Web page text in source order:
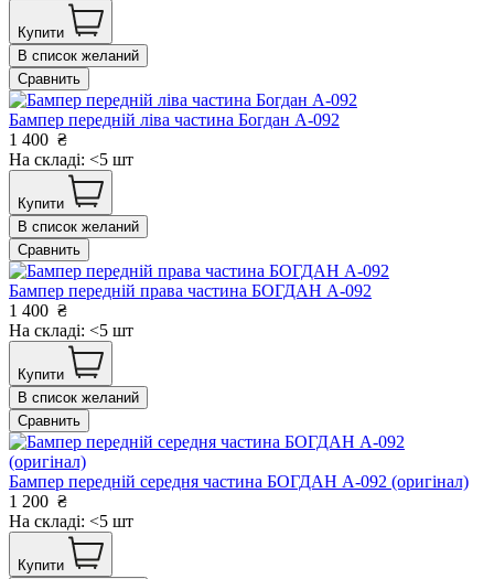
Купити
В список желаний
Сравнить
Бампер передній ліва частина Богдан А-092
1 400 ₴
На складі: <5 шт
Купити
В список желаний
Сравнить
Бампер передній права частина БОГДАН А-092
1 400 ₴
На складі: <5 шт
Купити
В список желаний
Сравнить
Бампер передній середня частина БОГДАН А-092 (оригінал)
1 200 ₴
На складі: <5 шт
Купити